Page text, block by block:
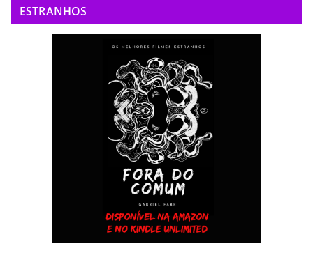
ESTRANHOS